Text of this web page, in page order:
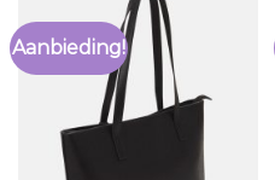
Aanbieding!